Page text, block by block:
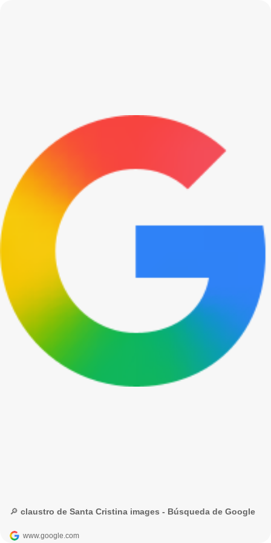
🔎 claustro de Santa Cristina images - Búsqueda de Google
www.google.com